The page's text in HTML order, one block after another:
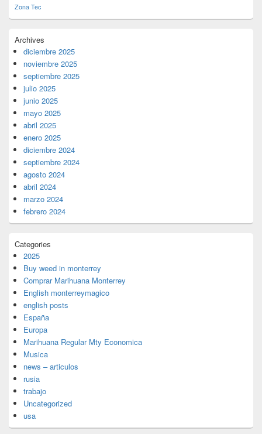
Zona Tec
Archives
diciembre 2025
noviembre 2025
septiembre 2025
julio 2025
junio 2025
mayo 2025
abril 2025
enero 2025
diciembre 2024
septiembre 2024
agosto 2024
abril 2024
marzo 2024
febrero 2024
Categories
2025
Buy weed in monterrey
Comprar Marihuana Monterrey
English monterreymagico
english posts
España
Europa
Marihuana Regular Mty Economica
Musica
news – articulos
rusia
trabajo
Uncategorized
usa